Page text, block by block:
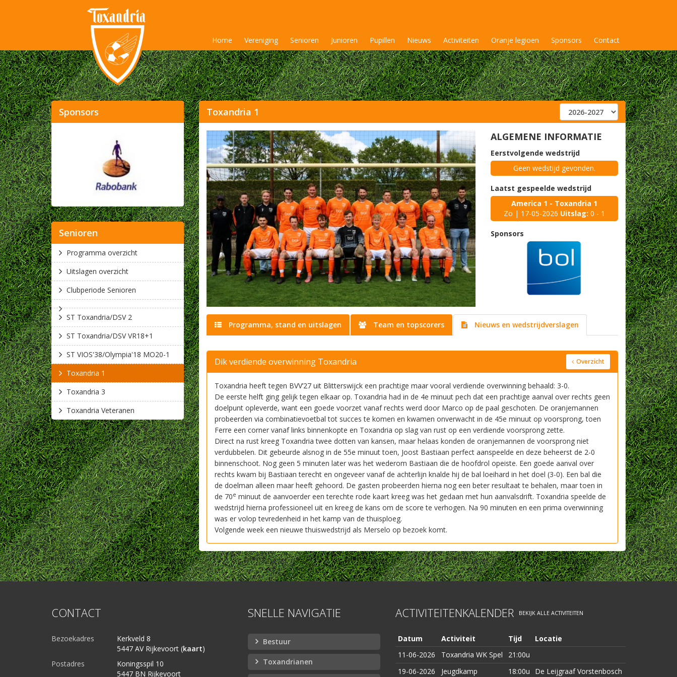
Home Vereniging Senioren Junioren Pupillen Nieuws Activiteiten Oranje legioen Sponsors Contact
Toxandria 1
ALGEMENE INFORMATIE
Eerstvolgende wedstrijd
Geen wedstijd gevonden.
Laatst gespeelde wedstrijd
America 1 - Toxandria 1
Zo | 17-05-2026 Uitslag: 0 - 1
Sponsors
Programma, stand en uitslagen Team en topscorers Nieuws en wedstrijdverslagen
Dik verdiende overwinning Toxandria Overzicht
Toxandria heeft tegen BVV’27 uit Blitterswijck een prachtige maar vooral verdiende overwinning behaald: 3-0.
De eerste helft ging gelijk tegen elkaar op. Toxandria had in de 4e minuut pech dat een prachtige aanval over rechts geen
doelpunt opleverde, want een goede voorzet vanaf rechts werd door Marco op de paal geschoten. De oranjemannen
probeerden via combinatievoetbal tot succes te komen en kwamen onverwacht in de 45e minuut op voorsprong, toen
Ferre een corner vanaf links binnenkopte en Toxandria op slag van rust op een verdiende voorsprong zette.
Direct na rust kreeg Toxandria twee dotten van kansen, maar helaas konden de oranjemannen de voorsprong niet
verdubbelen. Dit gebeurde alsnog in de 55e minuut toen, Joost Bastiaan perfect aanspeelde en deze beheerst de 2-0
binnenschoot. Nog geen 5 minuten later was het wederom Bastiaan die de hoofdrol opeiste. Een goede aanval over
rechts kwam bij Bastiaan terecht en ongeveer vanaf de achterlijn knalde hij de bal loeihard in het doel (3-0). Een bal die
de doelman alleen maar heeft gehoord. De gasten probeerden hierna nog een beter resultaat te behalen, maar toen in
de 70e minuut de aanvoerder een terechte rode kaart kreeg was het gedaan met hun aanvalsdrift. Toxandria speelde de
wedstrijd hierna professioneel uit en kreeg de kans om de score te verhogen. Na 90 minuten en een prima overwinning
was er volop tevredenheid in het kamp van de thuisploeg.
Volgende week een nieuwe thuiswedstrijd als Merselo op bezoek komt.
Sponsors
Senioren
Programma overzicht
Uitslagen overzicht
Clubperiode Senioren
ST Toxandria/DSV 2
ST Toxandria/DSV VR18+1
ST VIOS'38/Olympia'18 MO20-1
Toxandria 1
Toxandria 3
Toxandria Veteranen
CONTACT
Bezoekadres
Kerkveld 8
5447 AV Rijkevoort (kaart)
Postadres
Koningsspil 10
5447 BN Rijkevoort
SNELLE NAVIGATIE
Bestuur
Toxandrianen
ACTIVITEITENKALENDER BEKIJK ALLE ACTIVITEITEN
Datum Activiteit Tijd
Locatie
11-06-2026
Toxandria WK Spel
21:00u
19-06-2026
Jeugdkamp 18:00u De Leijgraaf Vorstenbosch